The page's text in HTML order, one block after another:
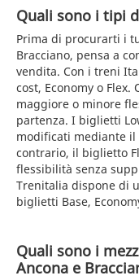
Quali sono i tipi
Prima di procurarti i
Bracciano, pensa a
vendita. Con i treni
cost, Economy o
maggiore o minore
partenza. I biglietti
modificati mediante
contrario, il biglietto
flessibilità senza
Trenitalia dispone di
biglietti Base,
Quali sono i
Ancona e